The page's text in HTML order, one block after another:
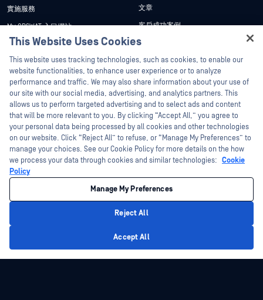
實施服務
My OPSWAT 入口網站
技術檔案
訓練
漏洞通報計畫
合作夥伴
認證
技術合作夥伴
管道合作夥伴計劃
文章
客戶成功案例
新聞稿
新聞報導
網路研討會
產品型錄
白皮書
免費工具
©2026OPSWAT . 保留所有權利。OPSWAT、MetaDefender、Metascan、
MetaAccess、OPSWAT 、Trust no File. Trust No Device.、OPSWAT 、Protecting the
World's Critical Infrastructure、Deep CDR™ Technology、InQuest、InQuest標誌、
DFI、RetroHunt、Deep File Inspection 及 Join the Hunt 均為OPSWAT 之商標。第三
管理 Cookie 偏好
This Website Uses Cookies
This website uses tracking technologies, such as cookies, to enable our
website functionalities, to enhance user experience or to analyze
performance and traffic. We may also share information about your use of
our site with our social media, advertising, and analytics partners. This
allows us to perform targeted advertising and to select ads and content
that will be more relevant to you. By clicking “Accept All,” you agree to
your personal data being processed by all cookies and other technologies
on our website. Click “Reject All” to refuse, or “Manage My Preferences” to
manage your choices. See our Cookie Policy for more details on the how
we process your data through cookies and similar technologies: Cookie
Policy
Manage My Preferences
Reject All
Accept All
Hey there!
I'm Ozzy, your OPSWAT virtual assistant.
How can I help you secure what's critical
today?